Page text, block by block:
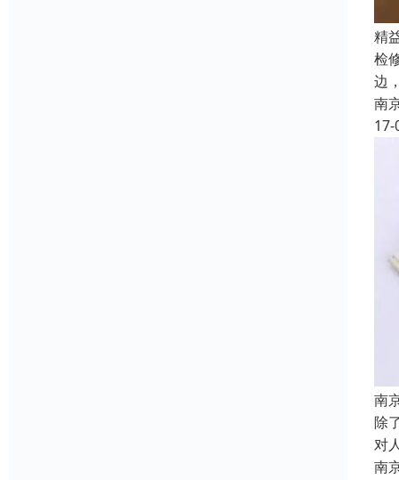
精
检
边
南
17-
南
除
对
南